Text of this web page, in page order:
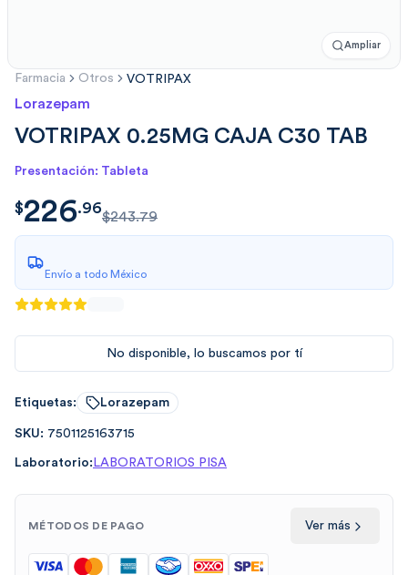
Ampliar
Farmacia Otros VOTRIPAX
Lorazepam
VOTRIPAX 0.25MG CAJA C30 TAB
Presentación: Tableta
$226.96450223774
$226.96
$243.79
Envío a todo México
No disponible, lo buscamos por tí
Etiquetas: Lorazepam
SKU: 7501125163715
Laboratorio: LABORATORIOS PISA
MÉTODOS DE PAGO Ver más